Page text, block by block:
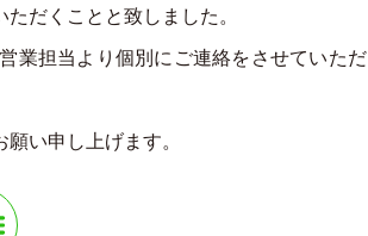
だくことと致しました。
業担当より個別にご連絡をさせていただ
い申し上げます。